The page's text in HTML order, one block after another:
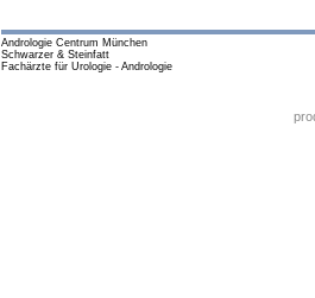
Andrologie Centrum München
Schwarzer & Steinfatt
Fachärzte für Urologie - Andrologie